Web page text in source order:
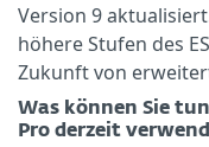
Version 9
höhere Stufen des
Zukunft von
Was können Sie
Pro derzeit